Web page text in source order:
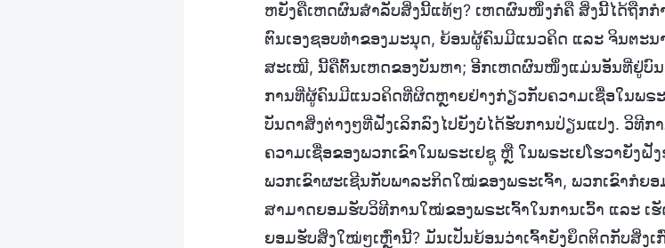
ຫຍັງຄືເຫດຜົນສຳລັບສິ່ງນີ້ແທ້ໆ? ເຫດຜົນໜຶ່ງກໍຄື ສິ່ງນີ້ໄດ້ຖືກກ
ຕົນເອງຊອບທຳຂອງມະນຸດ, ຍ້ອນຜູ້ຄົນມີແນວຄິດ ແລະ ຈິນຕະນ
ສະເໝີ, ນີ້ຄືຕົ້ນເຫດຂອງບັນຫາ; ອີກເຫດຜົນໜຶ່ງແມ່ນອັນທີ່ຢູ່ບົ
ການທີ່ຜູ້ຄົນມີແນວຄິດທີ່ຜິດຫຼາຍຢ່າງກ່ຽວກັບຄວາມເຊື່ອໃນພຣ
ບັນດາສິ່ງຕ່າງໆທີ່ຝັງເລິກລົງໄປຍັງບໍ່ໄດ້ຮັບການປ່ຽນແປງ. ວິທີກ
ຄວາມເຊື່ອຂອງພວກເຂົາໃນພຣະເຢຊູ ຫຼື ໃນພຣະເຢໂຮວາຍັງຝັ
ພວກເຂົາຜະເຊີນກັບພາລະກິດໃໝ່ຂອງພຣະເຈົ້າ, ພວກເຂົາກໍຍ
ສາມາດຍອມຮັບວິທີການໃໝ່ຂອງພຣະເຈົ້າໃນການເວົ້າ ແລະ ເ
ຍອມຮັບສິ່ງໃໝ່ໆເຫຼົ່ານີ້? ມັນເປັນຍ້ອນວ່າເຈົ້າຍັງຍຶດຕິດກັບສິ່ງ